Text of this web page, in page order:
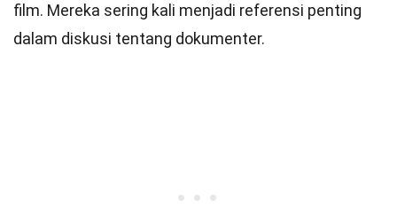
film. Mereka sering kali menjadi referensi penting
dalam diskusi tentang dokumenter.